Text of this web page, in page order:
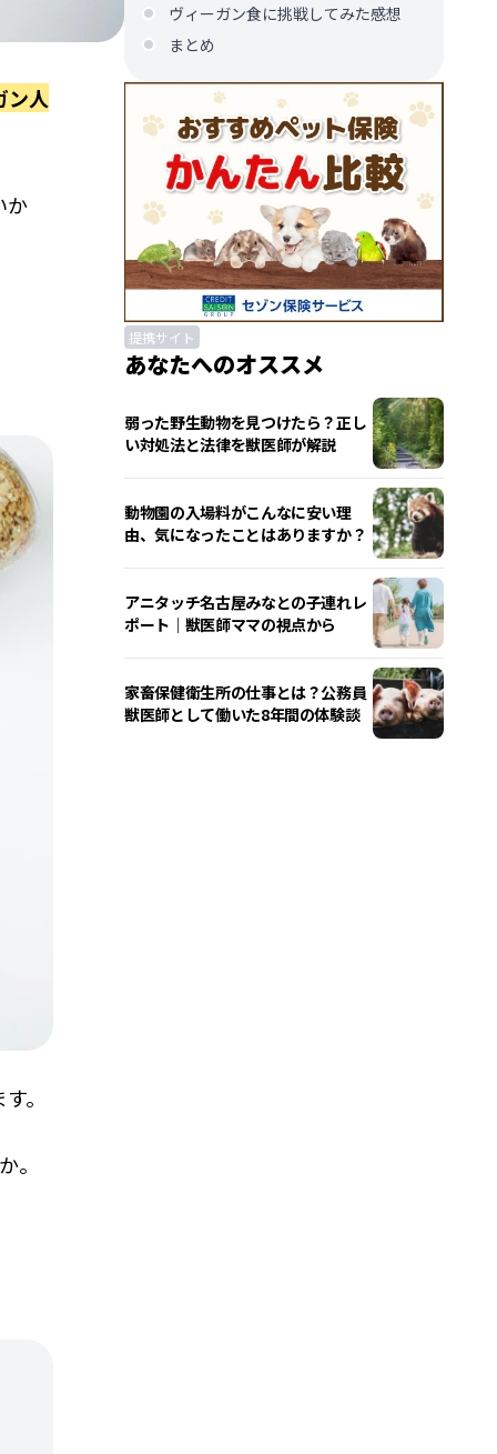
ン人
か
。
。
ヴィーガン食に挑戦してみた感想
まとめ
提携サイト
あなたへのオススメ
弱った野生動物を見つけたら？正し
い対処法と法律を獣医師が解説
動物園の入場料がこんなに安い理
由、気になったことはありますか？
アニタッチ名古屋みなとの子連れレ
ポート｜獣医師ママの視点から
家畜保健衛生所の仕事とは？公務員
獣医師として働いた8年間の体験談